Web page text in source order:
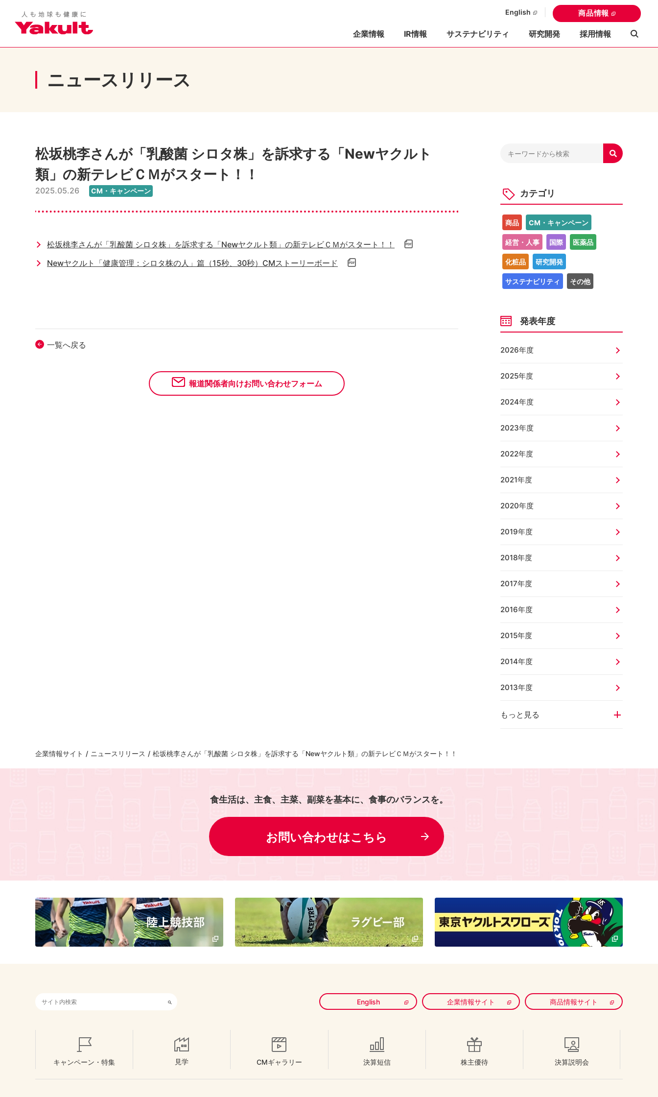
English 商品情報
企業情報 IR情報 サステナビリティ 研究開発 採用情報
ニュースリリース
松坂桃李さんが「乳酸菌 シロタ株」を訴求する「Newヤクルト
類」の新テレビＣＭがスタート！！
2025.05.26 CM・キャンペーン
松坂桃李さんが「乳酸菌 シロタ株」を訴求する「Newヤクルト類」の新テレビＣＭがスタート！！
Newヤクルト「健康管理：シロタ株の人」篇（15秒、30秒）CMストーリーボード
一覧へ戻る
報道関係者向けお問い合わせフォーム

カテゴリ
商品 CM・キャンペーン
経営・人事 国際 医薬品
化粧品 研究開発
サステナビリティ その他
発表年度
2026年度
2025年度
2024年度
2023年度
2022年度
2021年度
2020年度
2019年度
2018年度
2017年度
2016年度
2015年度
2014年度
2013年度
もっと見る
企業情報サイト / ニュースリリース / 松坂桃李さんが「乳酸菌 シロタ株」を訴求する「Newヤクルト類」の新テレビＣＭがスタート！！
食生活は、主食、主菜、副菜を基本に、食事のバランスを。
お問い合わせはこちら
検索キーワード入力
English 企業情報サイト 商品情報サイト
キャンペーン・特集 見学 CMギャラリー 決算短信 株主優待 決算説明会